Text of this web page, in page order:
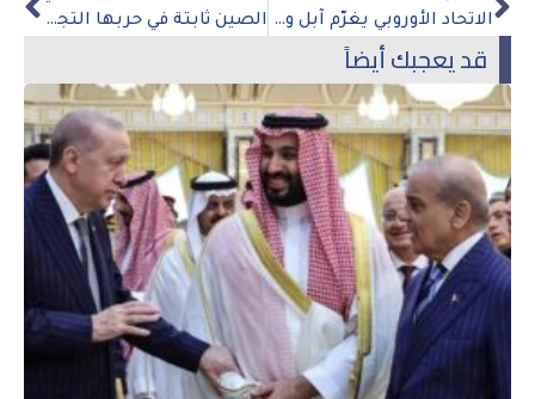
الاتحاد الأوروبي يغرّم آبل وميتا لخرقهما قواعد المنافسة الرقمية الصين ثابتة في حربها التجارية: لا محادثات وعلى واشنطن التحرك أولا
قد يعجبك أيضاً